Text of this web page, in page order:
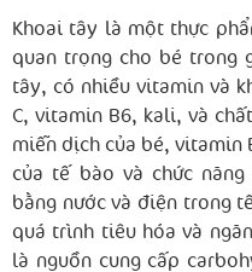
Khoai tây là một thực
quan trọng cho bé trong
tây, có nhiều vitamin và
C, vitamin B6, kali, và
miễn dịch của bé, vitamin
của tế bào và chức
bằng nước và điện trong
quá trình tiêu hóa và
là nguồn cung cấp